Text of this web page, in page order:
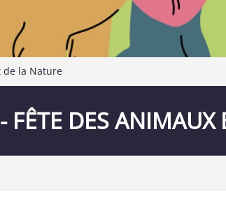
de la Nature
DES ANIMAUX